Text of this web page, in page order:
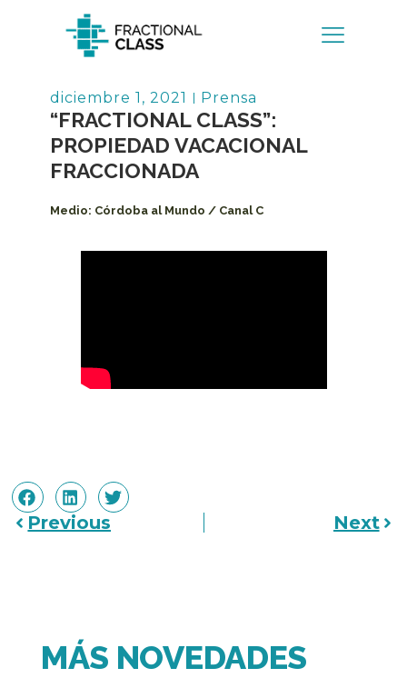
Volver
diciembre 1, 2021 Prensa
“FRACTIONAL CLASS”:
PROPIEDAD VACACIONAL
FRACCIONADA
Medio: Córdoba al Mundo / Canal C
Previous Next
MÁS NOVEDADES